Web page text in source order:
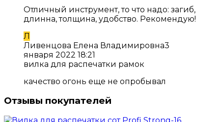
Отличный инструмент, то что надо: загиб,
длинна, толщина, удобство. Рекомендую!
Л
Ливенцова Елена Владимировна3
января 2022 18:21
вилка для распечатки рамок
качество огонь еще не опробывал
Отзывы покупателей